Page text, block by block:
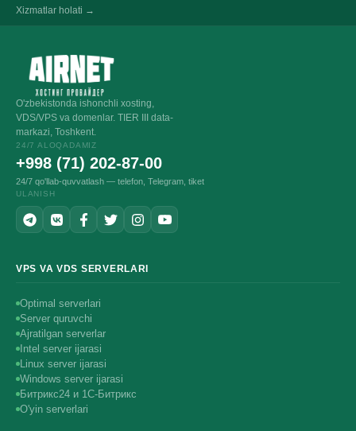
Xizmatlar holati →
O'zbekistonda ishonchli xosting,
VDS/VPS va domenlar. TIER III data-
markazi, Toshkent.
24/7 ALOQADAMIZ
+998 (71) 202-87-00
24/7 qo'llab-quvvatlash — telefon, Telegram, tiket
ULANISH
VPS VA VDS SERVERLARI
Optimal serverlari
Server quruvchi
Ajratilgan serverlar
Intel server ijarasi
Linux server ijarasi
Windows server ijarasi
Битрикс24 и 1С-Битрикс
O'yin serverlari